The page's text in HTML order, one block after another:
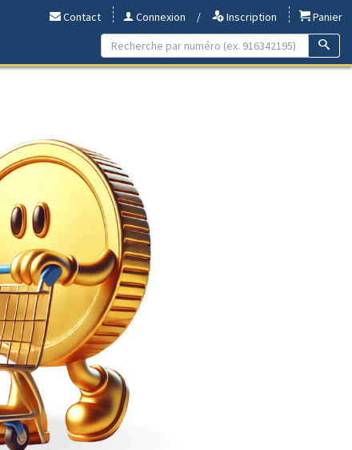
Contact Connexion / Inscription
Panier